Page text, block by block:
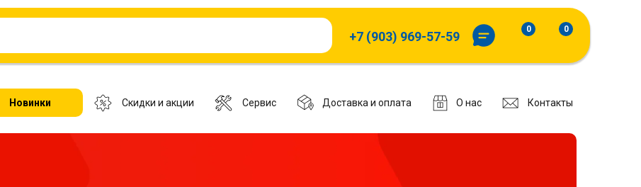
+7 (903) 969-57-59 0
0
Контакты
О нас
Доставка и оплата
Скидки и акции Сервис
Новинки